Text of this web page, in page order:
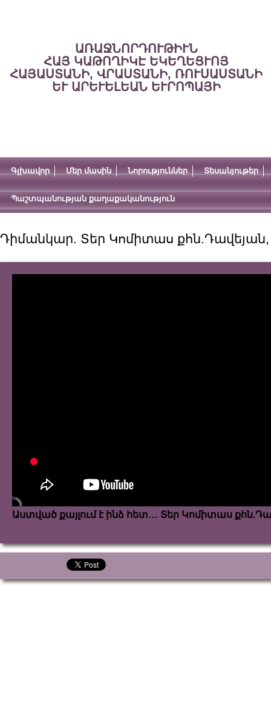
ԱՌԱՋՆՈՐԴՈՒԹԻՒՆ
ՀԱՅ ԿԱԹՈՂԻԿԷ ԵԿԵՂԵՑՒՈՅ
ՀԱՅԱՍՏԱՆԻ, ՎՐԱՍՏԱՆԻ, ՌՈՒՍԱՍՏԱՆԻ
ԵՒ ԱՐԵՒԵԼԵԱՆ ԵՒՐՈՊԱՅԻ
Գլխավոր Մեր մասին Նորություններ Տեսանյութեր
Պաշտպանության քաղաքականություն
Դիմանկար. Տեր Կոմիտաս
Աստված քայլում է ինձ հետ… Տեր Կոմիտաս